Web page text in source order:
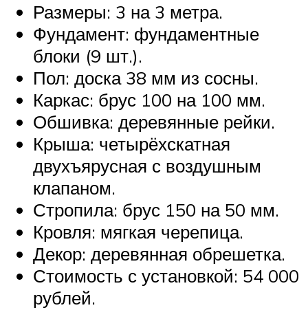
Размеры: 3 на 3 метра.
Фундамент: фундаментные
блоки (9 шт.).
Пол: доска 38 мм из сосны.
Каркас: брус 100 на 100 мм.
Обшивка: деревянные рейки.
Крыша: четырёхскатная
двухъярусная с воздушным
клапаном.
Стропила: брус 150 на 50 мм.
Кровля: мягкая черепица.
Декор: деревянная обрешетка.
Стоимость с установкой: 54 000
рублей.